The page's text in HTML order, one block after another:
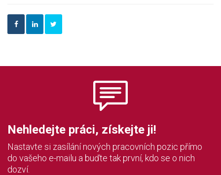
Nehledejte práci, získejte ji!
Nastavte si zasílání nových pracovních pozic přímo
do vašeho e-mailu a buďte tak první, kdo se o nich
dozví.